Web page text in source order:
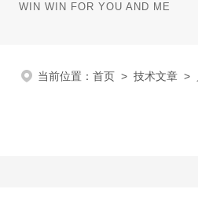
WIN WIN FOR YOU AND ME
当前位置： 首页 > 技术文章 >